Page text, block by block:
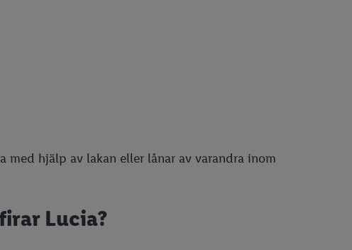
med hjälp av lakan eller lånar av varandra inom
Lucia?